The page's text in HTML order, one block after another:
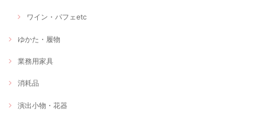
ワイン・パフェetc
ゆかた・履物
業務用家具
消耗品
演出小物・花器